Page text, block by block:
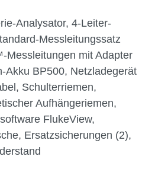
Analysator, 4-Leiter-
Messleitungssatz
Messleitungen mit Adapter
Akku BP500, Netzladegerät
Schulterriemen,
Aufhängeriemen,
FlukeView,
Ersatzsicherungen (2),